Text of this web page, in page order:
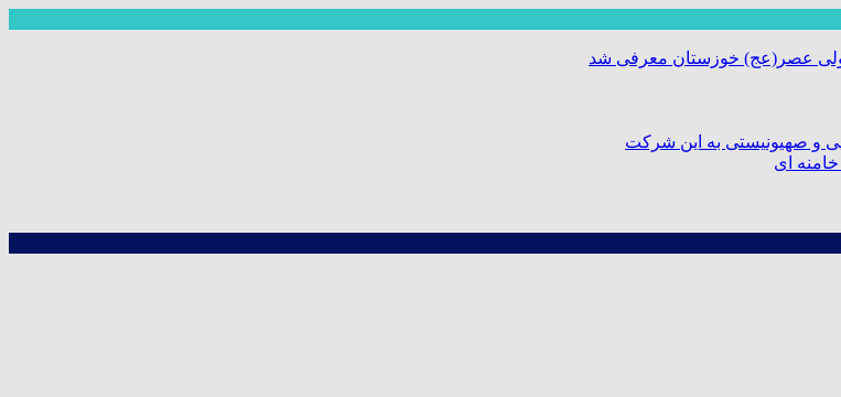
ولی عصر(عج) خوزستان معرفی شد
و صهیونیستی به این شرکت
ای